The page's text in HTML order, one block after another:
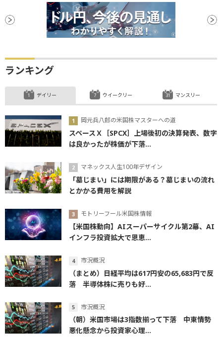
消費者物価指数
CPI 日銀
利下げ見通し
ランキング
デイリー
岡元兵八郎の米国株マスターへの道
スペースＸ［SPCX］上場後初の決算発表、数字
は良かったが株価が下落...
マネックス人生100年デザイン
「墓じまい」には期限がある？墓じまいの流れ
とかかる費用を解説
モトリーフール米国株情報
【米国株動向】AIスーパーサイクル第2幕、AI
インフラ投資拡大で恩恵...
市況概況
（まとめ）日経平均は617円安の65,683円で反
落 半導体株に売りも好...
市況概況
（朝）米国市場は3指数揃って下落 中東情勢
悪化懸念から投資家心理...
ウイークリー マンスリー